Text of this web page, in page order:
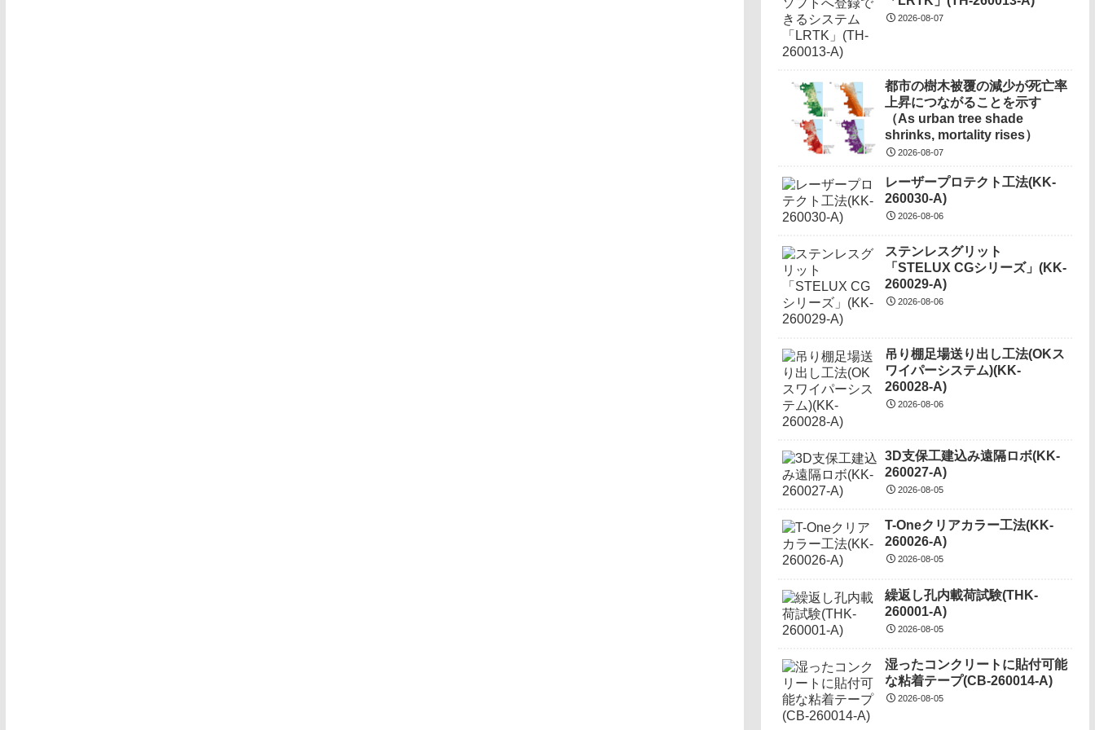
2026-08-07
都市の樹木被覆の減少が死亡率
上昇につながることを示す
（As urban tree shade
shrinks, mortality rises）
2026-08-07
レーザープロテクト⼯法(KK-
260030-A)
2026-08-06
ステンレスグリット
「STELUX CGシリーズ」(KK-
260029-A)
2026-08-06
吊り棚足場送り出し工法(OKス
ワイパーシステム)(KK-
260028-A)
2026-08-06
3D支保工建込み遠隔ロボ(KK-
260027-A)
2026-08-05
T-Oneクリアカラー工法(KK-
260026-A)
2026-08-05
繰返し孔内載荷試験(THK-
260001-A)
2026-08-05
湿ったコンクリートに貼付可能
な粘着テープ(CB-260014-A)
2026-08-05